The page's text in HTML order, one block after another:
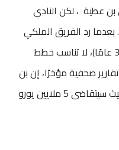
عطية ، لكن النادي
رد الفريق الملكي
على العرض بأن إمكانيات بن عطية (31 عامًا)، لا تناسب خطط
صحفية مؤخرًا، إن بن
عطية وقع بالفعل للدحيل القطري، حيث سيتقاضى 5 ملايين يورو